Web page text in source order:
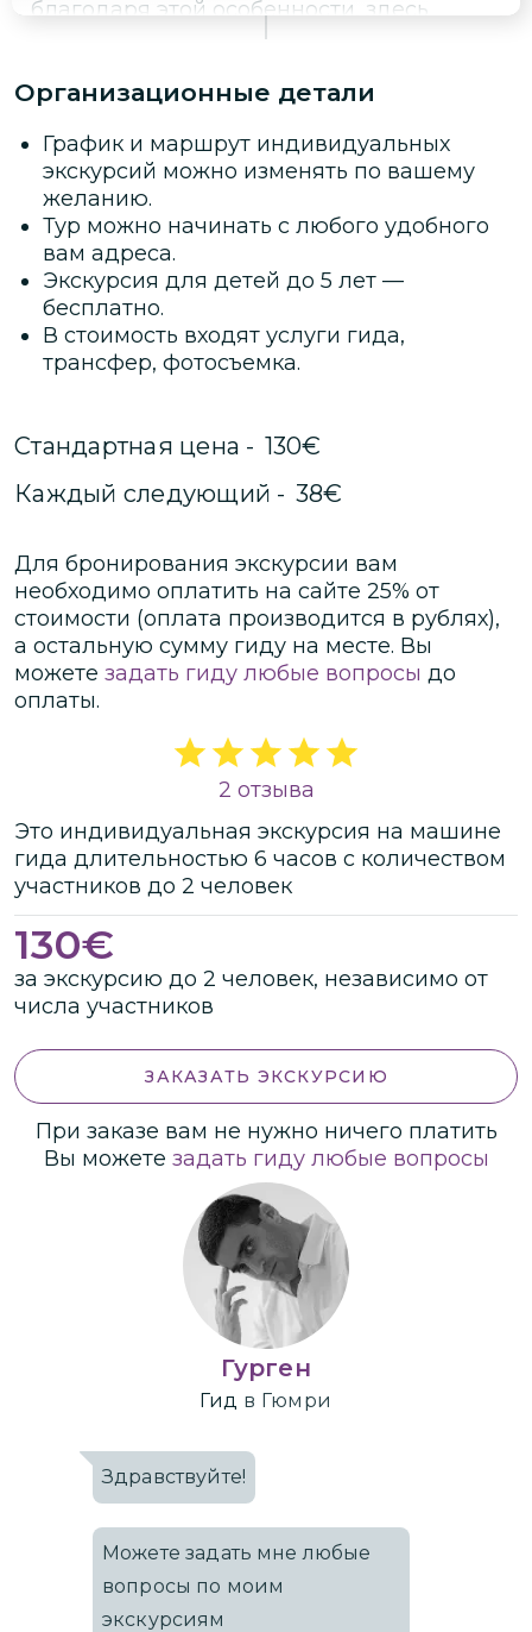
благодаря этой особенности, здесь
перед крупными соревнованиями
спортивные сборные Советского Союза.
курорте современную канатную дорогу,
Цахкадзор переживает ренессанс,
только теперь на олимпийской базе СССР
тренируется сборная Армении.
Организационные детали
График и маршрут индивидуальных
экскурсий можно изменять по вашему
желанию.
Тур можно начинать с любого удобного
вам адреса.
Экскурсия для детей до 5 лет —
бесплатно.
В стоимость входят услуги гида,
трансфер, фотосъемка.
Стандартная цена - 130€
Каждый следующий - 38€
Для бронирования экскурсии вам
необходимо оплатить на сайте 25% от
стоимости (оплата производится в рублях),
а остальную сумму гиду на месте. Вы
можете задать гиду любые вопросы до
оплаты.
2 отзыва
Это индивидуальная экскурсия на машине
гида длительностью 6 часов с количеством
участников до 2 человек
130€
за экскурсию до 2 человек, независимо от
числа участников
ЗАКАЗАТЬ ЭКСКУРСИЮ
При заказе вам не нужно ничего платить
Вы можете задать гиду любые вопросы
Гурген
Гид в Гюмри
Здравствуйте!
Можете задать мне любые
вопросы по моим
экскурсиям